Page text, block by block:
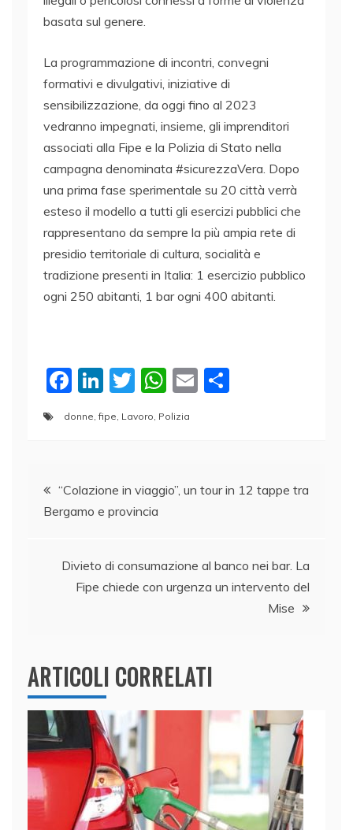
basata sul genere.
La programmazione di incontri, convegni
formativi e divulgativi, iniziative di
sensibilizzazione, da oggi fino al 2023
vedranno impegnati, insieme, gli imprenditori
associati alla Fipe e la Polizia di Stato nella
campagna denominata #sicurezzaVera. Dopo
una prima fase sperimentale su 20 città verrà
esteso il modello a tutti gli esercizi pubblici che
rappresentano da sempre la più ampia rete di
presidio territoriale di cultura, socialità e
tradizione presenti in Italia: 1 esercizio pubblico
ogni 250 abitanti, 1 bar ogni 400 abitanti.
F
c
b
o
k
Li
k
dI
n
T
itt
W
h
at
A
p
E
vi
donne ,fipe Lavoro Polizia
Navigazione
articoli
“Colazione in viaggio”, un tour in 12 tappe tra
Bergamo e provincia
Divieto di consumazione al banco nei bar. La
Fipe chiede con urgenza un intervento del
Mise
ARTICOLI CORRELATI